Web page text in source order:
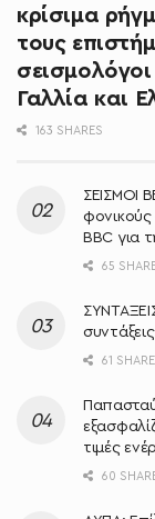
κρίσιμα
τους
Γαλλία και
163 SHARES
ΣΕΙΣΜΟΙ
φονικούς
BBC για
65
61
τιμές
60